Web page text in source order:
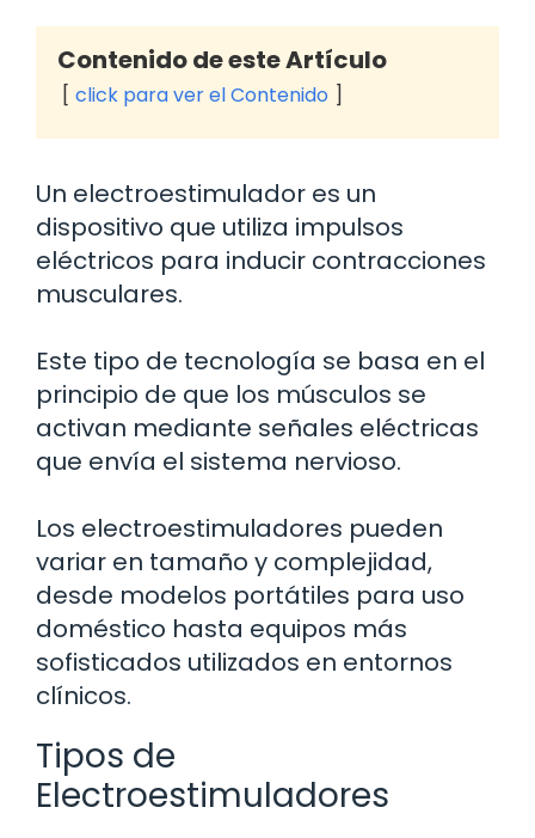
Contenido de este Artículo
click para ver el Contenido
Un electroestimulador es un
dispositivo que utiliza impulsos
eléctricos para inducir contracciones
musculares.
Este tipo de tecnología se basa en el
principio de que los músculos se
activan mediante señales eléctricas
que envía el sistema nervioso.
Los electroestimuladores pueden
variar en tamaño y complejidad,
desde modelos portátiles para uso
doméstico hasta equipos más
sofisticados utilizados en entornos
clínicos.
Tipos de
Electroestimuladores